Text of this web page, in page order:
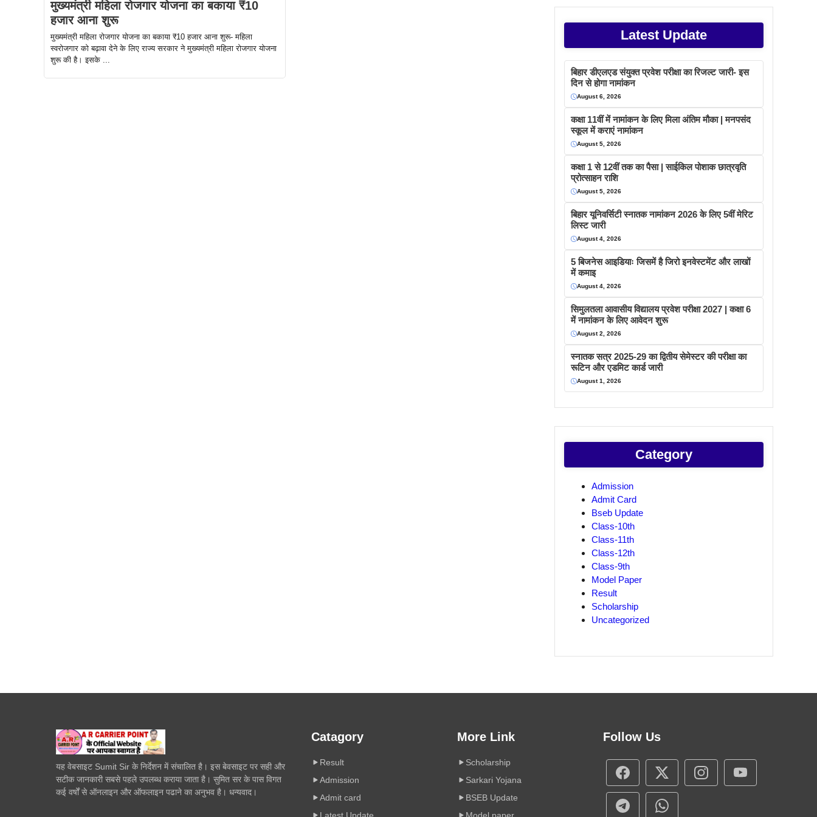
मुख्यमंत्री महिला रोजगार योजना का बकाया ₹10
हजार आना शुरू
मुख्यमंत्री महिला रोजगार योजना का बकाया ₹10 हजार आना शुरू- महिला
स्वरोजगार को बढ़ावा देने के लिए राज्य सरकार ने मुख्यमंत्री महिला रोजगार योजना
शुरू की है। इसके ...
Latest Update
बिहार डीएलएड संयुक्त प्रवेश परीक्षा का रिजल्ट जारी- इस
दिन से होगा नामांकन
August 6, 2026
कक्षा 11वीं में नामांकन के लिए मिला अंतिम मौका | मनपसंद
स्कूल में कराएं नामांकन
August 5, 2026
कक्षा 1 से 12वीं तक का पैसा | साईकिल पोशाक छात्रवृति
प्रोत्साहन राशि
August 5, 2026
बिहार यूनिवर्सिटी स्नातक नामांकन 2026 के लिए 5वीं मेरिट
लिस्ट जारी
August 4, 2026
5 बिजनेस आइडियाः जिसमें है जिरो इनवेस्टमेंट और लाखों
में कमाइ
August 4, 2026
सिमुलतला आवासीय विद्यालय प्रवेश परीक्षा 2027 | कक्षा 6
में नामांकन के लिए आवेदन शुरू
August 2, 2026
स्नातक सत्र 2025-29 का द्वितीय सेमेस्टर की परीक्षा का
रूटिन और एडमिट कार्ड जारी
August 1, 2026
Category
Admission
Admit Card
Bseb Update
Class-10th
Class-11th
Class-12th
Class-9th
Model Paper
Result
Scholarship
Uncategorized
यह वेबसाइट Sumit Sir के निर्देशन में संचालित है। इस बेवसाइट पर सही और
सटीक जानकारी सबसे पहले उपलब्ध कराया जाता है। सुमित सर के पास विगत
कई वर्षों से ऑनलाइन और ऑफलाइन पढाने का अनुभव है। धन्यवाद।
Catagory
Result
Admission
Admit card
Latest Update
More Link
Scholarship
Sarkari Yojana
BSEB Update
Model paper
Follow Us